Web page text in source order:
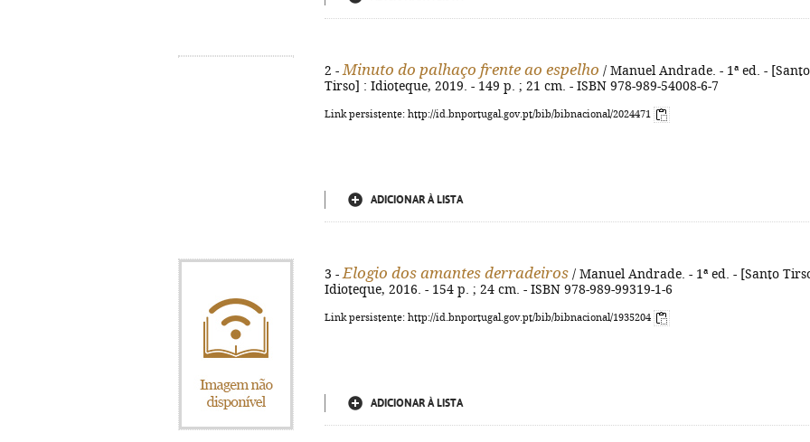
2 - Minuto do palhaço frente ao espelho / Manuel Andrade. - 1ª ed. - [Santo
Tirso] : Idioteque, 2019. - 149 p. ; 21 cm. - ISBN 978-989-54008-6-7
Link persistente: http://id.bnportugal.gov.pt/bib/bibnacional/2024471
ADICIONAR À LISTA
3 - Elogio dos amantes derradeiros / Manuel Andrade. - 1ª ed. - [Santo
Idioteque, 2016. - 154 p. ; 24 cm. - ISBN 978-989-99319-1-6
Link persistente: http://id.bnportugal.gov.pt/bib/bibnacional/1935204
ADICIONAR À LISTA